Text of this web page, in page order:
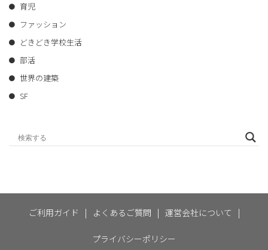
育児
ファッション
どきどき学校生活
部活
世界の建築
SF
ご利用ガイド | よくあるご質問 | 運営会社について |
プライバシーポリシー